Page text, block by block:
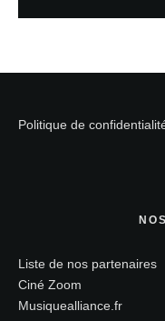
Politique de
Liste de nos partenaires
Ciné Zoom
Musiquealliance.fr